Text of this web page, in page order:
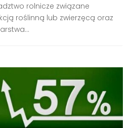
rolnicze związane
roślinną lub zwierzęcą oraz